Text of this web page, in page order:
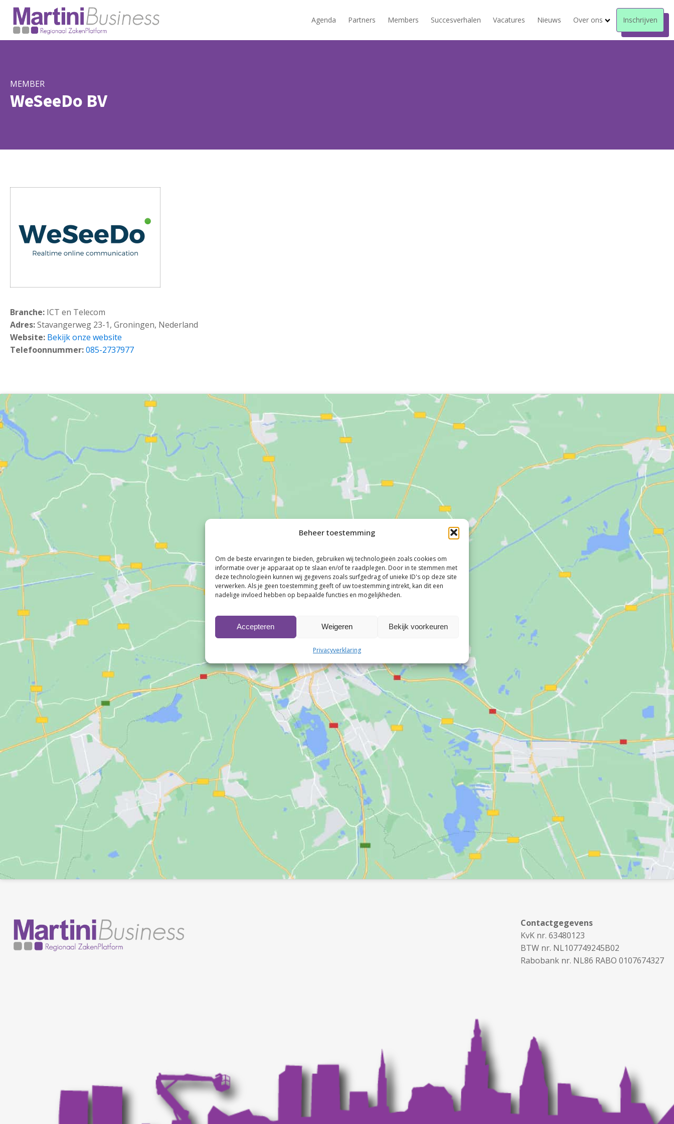
Beheer toestemming
Om de beste ervaringen te bieden, gebruiken wij technologieën zoals cookies om
informatie over je apparaat op te slaan en/of te raadplegen. Door in te stemmen met
deze technologieën kunnen wij gegevens zoals surfgedrag of unieke ID's op deze site
verwerken. Als je geen toestemming geeft of uw toestemming intrekt, kan dit een
nadelige invloed hebben op bepaalde functies en mogelijkheden.
Accepteren Weigeren Bekijk voorkeuren
Privacyverklaring
Agenda Partners Members Succesverhalen Vacatures Nieuws Over ons Inschrijven
MEMBER
WeSeeDo BV
Branche: ICT en Telecom
Adres:Stavangerweg 23-1, Groningen, Nederland
Website: Bekijk onze website
Telefoonnummer:085-2737977
Klik om marketing cookies te accepteren en
Contactgegevens
KvK nr. 63480123
BTW nr. NL107749245B02
Rabobank nr. NL86 RABO 0107674327